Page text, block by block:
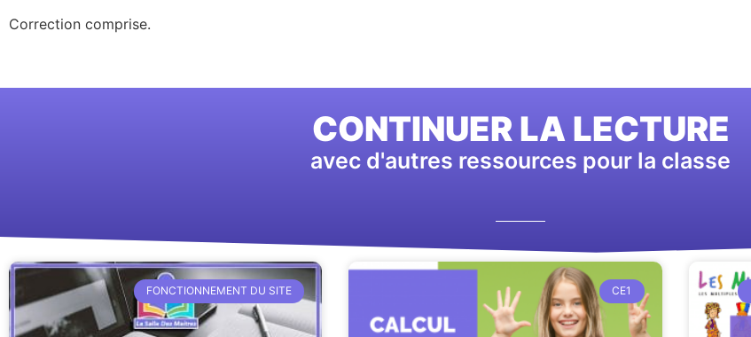
Correction comprise.
CONTINUER LA LECTURE
avec d'autres ressources pour la classe
FONCTIONNEMENT DU SITE CE1